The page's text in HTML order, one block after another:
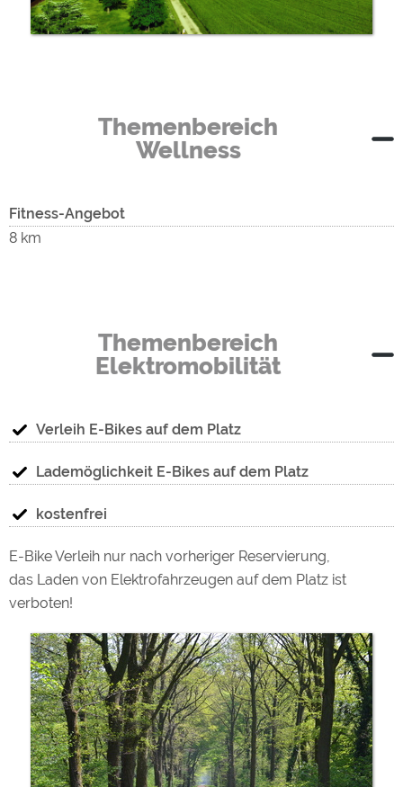
Themenbereich
Wellness
Fitness-Angebot
8 km
Themenbereich
Elektromobilität
Verleih E-Bikes auf dem Platz
Lademöglichkeit E-Bikes auf dem Platz
kostenfrei
E-Bike Verleih nur nach vorheriger Reservierung,
das Laden von Elektrofahrzeugen auf dem Platz ist
verboten!